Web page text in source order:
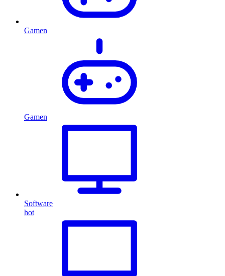
Gamen
Gamen
Software
hot